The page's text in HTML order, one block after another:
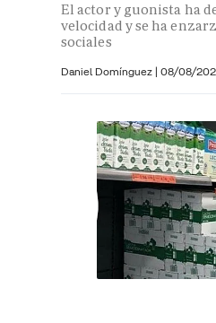
El actor y guonista ha
velocidad y se ha
sociales
Daniel Domínguez | 08/08/